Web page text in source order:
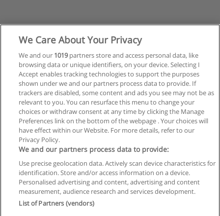
Privacidad de datos
Contactar con Educaedu
Copyright © Educaedu Business S.L. - CIF : B-95610580: -
We Care About Your Privacy
We and our 1019partners store and access personal data, like
browsing data or unique identifiers, on your device. Selecting I
Accept enables tracking technologies to support the purposes
shown under we and our partners process data to provide. If
trackers are disabled, some content and ads you see may not be as
relevant to you. You can resurface this menu to change your
choices or withdraw consent at any time by clicking the Manage
Preferences link on the bottom of the webpage . Your choices will
have effect within our Website. For more details, refer to our
Privacy Policy.
We and our partners process data to provide:
Use precise geolocation data. Actively scan device characteristics for
identification. Store and/or access information on a device.
Personalised advertising and content, advertising and content
measurement, audience research and services development.
List of Partners (vendors)